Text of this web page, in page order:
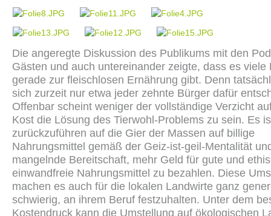
Die angeregte Diskussion des Publikums mit den
Gästen und auch untereinander zeigte, dass es viele
gerade zur fleischlosen Ernährung gibt. Denn
sich zurzeit nur etwa jeder zehnte Bürger dafür
Offenbar scheint weniger der vollständige Verzicht
Kost die Lösung des Tierwohl-Problems zu sein. Es
zurückzuführen auf die Gier der Massen auf billige
Nahrungsmittel gemäß der Geiz-ist-geil-Mentalität
mangelnde Bereitschaft, mehr Geld für gute und
einwandfreie Nahrungsmittel zu bezahlen. Diese
machen es auch für die lokalen Landwirte ganz
schwierig, an ihrem Beruf festzuhalten. Unter dem
Kostendruck kann die Umstellung auf ökologischen